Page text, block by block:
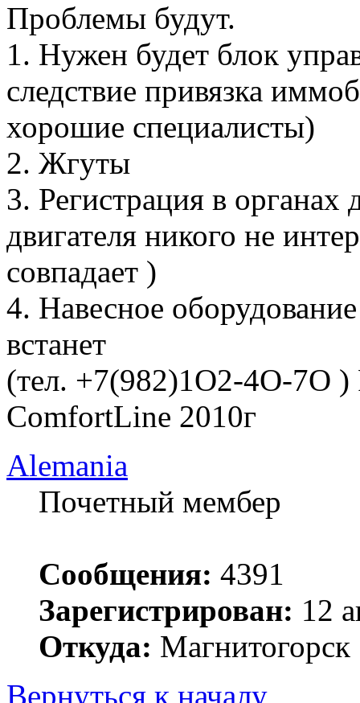
Проблемы будут.
1. Нужен будет блок
следствие привязка
хорошие специалисты)
2. Жгуты
3. Регистрация в органах
двигателя никого не
совпадает )
4. Навесное
встанет
(тел. +7(982)1O2-4O-7O
ComfortLine 2010г
Alemania
Почетный мембер
Сообщения: 4391
Зарегистрирован: 12
Откуда: Магнитогорск
Вернуться к началу